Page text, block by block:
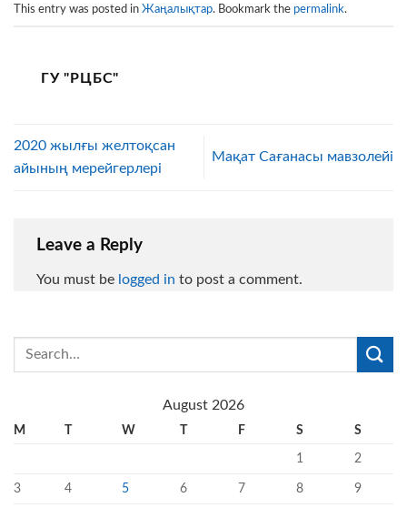
This entry was posted in Жаңалықтар. Bookmark the permalink.
ГУ "РЦБС"
2020 жылғы желтоқсан
айының мерейгерлері
Мақат Сағанасы мавзолейі
Leave a Reply
You must be logged in to post a comment.
August 2026
M T W T F S S
1 2
3 4 5 6 7 8 9